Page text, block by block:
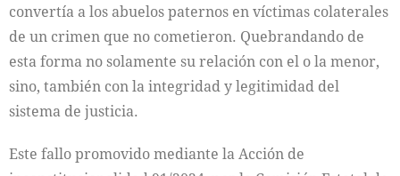
convertía a los abuelos paternos en víctimas colaterales
de un crimen que no cometieron. Quebrandando de
esta forma no solamente su relación con el o la menor,
sino, también con la integridad y legitimidad del
sistema de justicia.
Este fallo promovido mediante la Acción de